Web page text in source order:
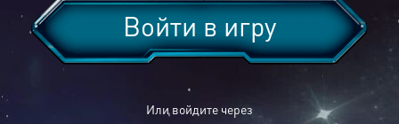
Или войдите через
Войти в игру